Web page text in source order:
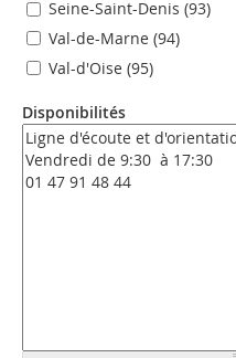
Seine-Saint-Denis (93)
Val-de-Marne (94)
Val-d'Oise (95)
Disponibilités